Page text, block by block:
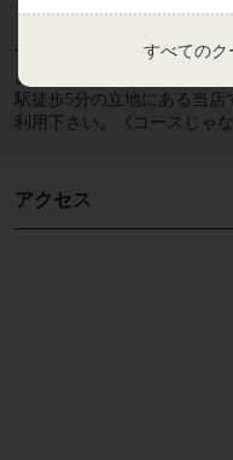
すべてのク
す。ゆったり掘り炬燵席を
おすすめです★人数に合わ
駅徒歩5分の立地にある当
利用下さい。《コースじゃ
アクセス